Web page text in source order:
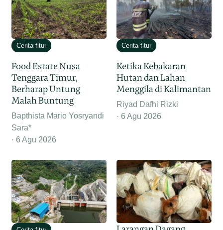
Cerita fitur
Food Estate Nusa
Tenggara Timur,
Berharap Untung
Malah Buntung
Bapthista Mario Yosryandi
Sara*
6 Agu 2026
Cerita fitur
Ketika Kebakaran
Hutan dan Lahan
Menggila di Kalimantan
Riyad Dafhi Rizki
6 Agu 2026